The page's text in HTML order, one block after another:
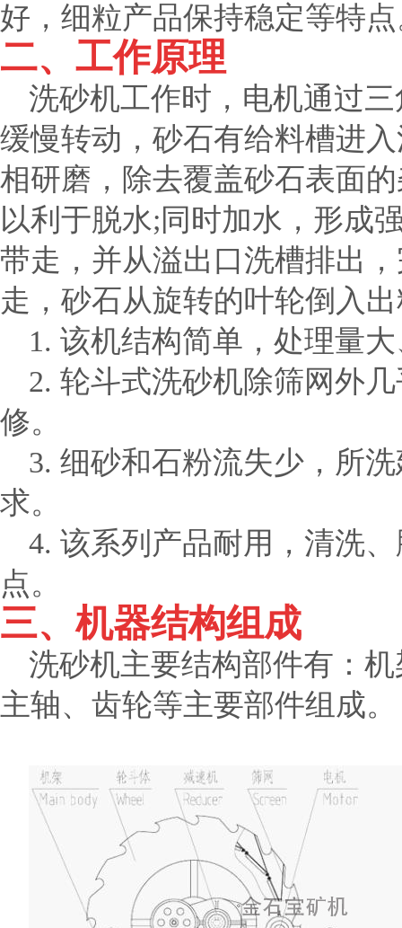
好，细粒产品保持稳定等特
二、工作原理
洗砂机工作时，电机通过
缓慢转动，砂石有给料槽进
相研磨，除去覆盖砂石表面
以利于脱水;同时加水，形成
带走，并从溢出口洗槽排出
走，砂石从旋转的叶轮倒入
1. 该机结构简单，处理量
2. 轮斗式洗砂机除筛网外
修。
3. 细砂和石粉流失少，所
求。
4. 该系列产品耐用，清洗
点。
三、机器结构组成
洗砂机主要结构部件有：
主轴、齿轮等主要部件组成。